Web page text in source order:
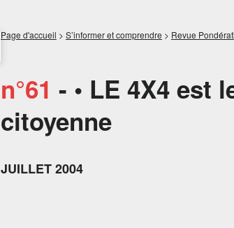
Page d'accueil > S’informer et comprendre > Revue
n°61 - • LE 4X4 est
citoyenne
JUILLET 2004